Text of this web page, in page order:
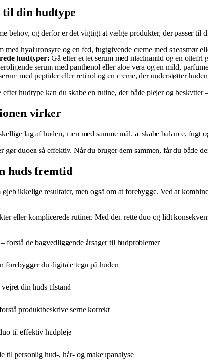
til din hudtype
behov, og derfor er det vigtigt at vælge produkter, der passer til
med hyaluronsyre og en fed, fugtgivende creme med sheasmør
hudtyper: Gå efter et let serum med niacinamid og en oliefri
serum med panthenol eller aloe vera og en mild,
med peptider eller retinol og en creme, der understøtter
efter hudtype kan du skabe en rutine, der både plejer og beskytter
virker
lag af huden, men med samme mål: at skabe balance,
gør duoen så effektiv. Når du bruger dem sammen, får du både
huds fremtid
resultater, men også om at forebygge. Ved at
eller komplicerede rutiner. Med den rette duo og lidt
forstå de bagvedliggende årsager til hudproblemer
forebygger du digitale tegn på huden
din huds tilstand
produktbeskrivelserne korrekt
til effektiv hudpleje
til personlig hud-, hår- og makeupanalyse